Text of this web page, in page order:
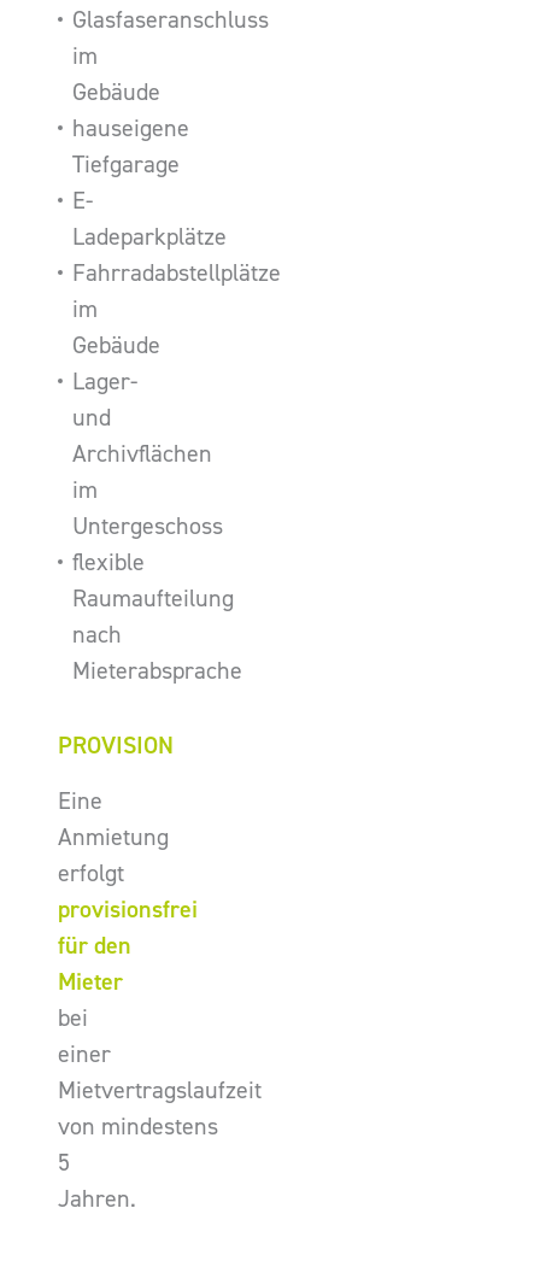
Glasfaseranschluss
im
Gebäude
hauseigene
Tiefgarage
E-
Ladeparkplätze
Fahrradabstellplätze
im
Gebäude
Lager-
und
Archivflächen
im
Untergeschoss
flexible
Raumaufteilung
nach
Mieterabsprache
PROVISION
Eine
Anmietung
erfolgt
provisionsfrei
für den
Mieter
bei
einer
Mietvertragslaufzeit
von mindestens
5
Jahren.